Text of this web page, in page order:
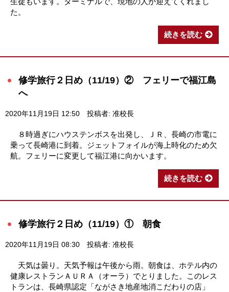
た。
続きを読む
修学旅行２日め（11/19）② フェリーで福江島
へ
2020年11月19日 12:50 投稿者: 准校長
８時過ぎにハウステンボスを出発し、ＪＲ、長崎の市電に
乗って長崎港に到着。ジェットフォイルが海上時化のため欠
航。フェリーに変更して福江港に向かいます。
続きを読む
修学旅行２日め（11/19）① 朝食
2020年11月19日 08:30 投稿者: 准校長
天気は曇り。天気予報は午後から雨。朝食は、ホテル内の
健康レストランＡＵＲＡ（オーラ）でとりました。このレス
トランは、長崎県認定「ながさき地産地消こだわりの店」